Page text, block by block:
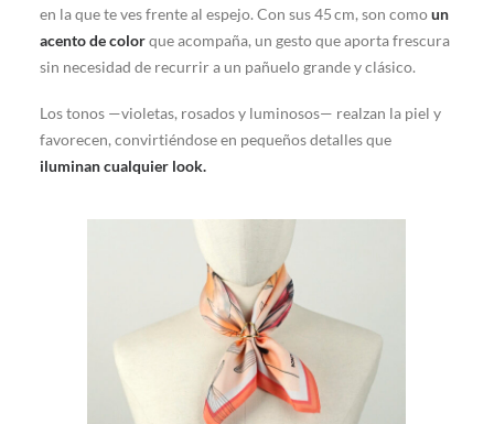
en la que te ves frente al espejo. Con sus 45 cm, son comoun
acento de colorque acompaña, un gesto que aporta frescura
sin necesidad de recurrir a un pañuelo grande y clásico.
Los tonos —violetas, rosados y luminosos— realzan la piel y
favorecen, convirtiéndose en pequeños detalles que
iluminan cualquier look.